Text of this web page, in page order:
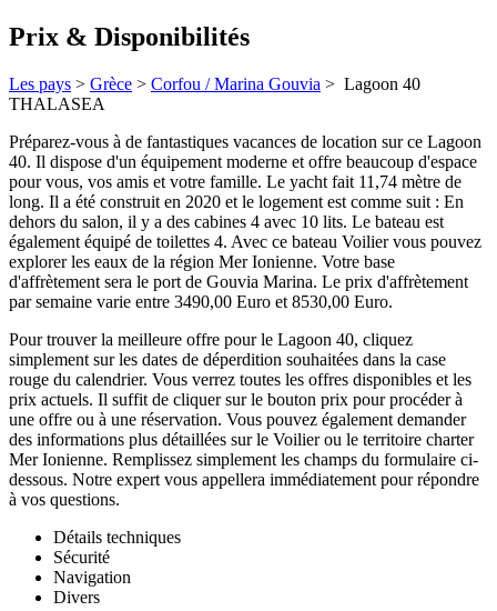
Prix & Disponibilités
Les pays > Grèce > Corfou / Marina Gouvia > Lagoon 40
THALASEA
Préparez-vous à de fantastiques vacances de location sur ce Lagoon
40. Il dispose d'un équipement moderne et offre beaucoup d'espace
pour vous, vos amis et votre famille. Le yacht fait 11,74 mètre de
long. Il a été construit en 2020 et le logement est comme suit : En
dehors du salon, il y a des cabines 4 avec 10 lits. Le bateau est
également équipé de toilettes 4. Avec ce bateau Voilier vous pouvez
explorer les eaux de la région Mer Ionienne. Votre base
d'affrètement sera le port de Gouvia Marina. Le prix d'affrètement
par semaine varie entre 3490,00 Euro et 8530,00 Euro.
Pour trouver la meilleure offre pour le Lagoon 40, cliquez
simplement sur les dates de déperdition souhaitées dans la case
rouge du calendrier. Vous verrez toutes les offres disponibles et les
prix actuels. Il suffit de cliquer sur le bouton prix pour procéder à
une offre ou à une réservation. Vous pouvez également demander
des informations plus détaillées sur le Voilier ou le territoire charter
Mer Ionienne. Remplissez simplement les champs du formulaire ci-
dessous. Notre expert vous appellera immédiatement pour répondre
à vos questions.
Détails techniques
Sécurité
Navigation
Divers